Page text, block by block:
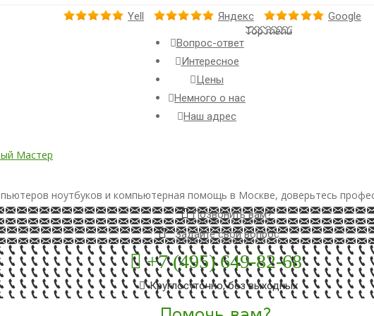
Yell Яндекс Google
Вопрос-ответ
Интересное
Цены
Немного о нас
Наш адрес
Top menu
ноутбуков и компьютерная помощь в Москве, доверьтесь
Позвонить вам?
Задайте свой вопрос
+7 (495) 649-82-68
Круглосуточно, без выходных